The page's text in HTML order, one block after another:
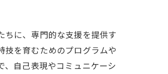
ちに、専門的な支援を提供す
を育むためのプログラムや
自己表現やコミュニケーシ